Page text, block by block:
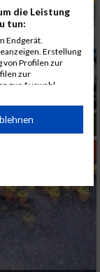
näher
die Leistung
tun:
Endgerät.
Erstellung
von Profilen zur
zur
zur Auswahl
Statistiken oder
und
und in die